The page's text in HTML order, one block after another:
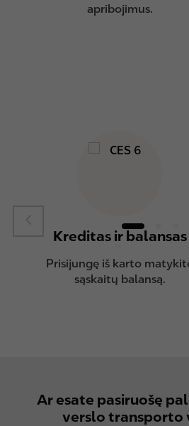
apribojimus.
Kreditas ir balansas
Prisijungę iš karto
sąskaitų balansą.
Ar esate pasiruošę
verslo transporto